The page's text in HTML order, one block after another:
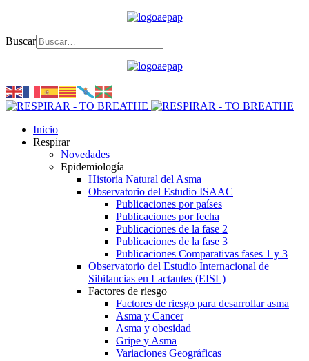
Buscar
Inicio
Respirar
Novedades
Epidemiología
Historia Natural del Asma
Observatorio del Estudio ISAAC
Publicaciones por países
Publicaciones por fecha
Publicaciones de la fase 2
Publicaciones de la fase 3
Publicaciones Comparativas fases 1 y 3
Observatorio del Estudio Internacional de
Sibilancias en Lactantes (EISL)
Factores de riesgo
Factores de riesgo para desarrollar asma
Asma y Cancer
Asma y obesidad
Gripe y Asma
Variaciones Geográficas